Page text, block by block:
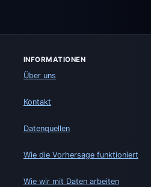
INFORMATIONEN
Über uns
Kontakt
Datenquellen
Wie die Vorhersage funktioniert
Wie wir mit Daten arbeiten